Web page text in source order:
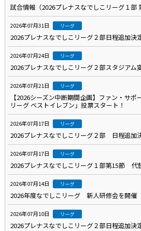
試合情報（2026プレナスなでしこリーグ１部
2026年07月31日 リーグ
2026プレナスなでしこリーグ２部日程追加決
2026年07月24日 リーグ
2026プレナスなでしこリーグ２部スタジアム
2026年07月21日 リーグ
【2026シーズン中断期間企画】ファン・サポ
リーグ ベストイレブン」投票スタート！
2026年07月17日 リーグ
2026プレナスなでしこリーグ２部 日程追加
2026年07月17日 リーグ
2026プレナスなでしこリーグ１部第15節 代
2026年07月14日 リーグ
2026年度なでしこリーグ 新人研修会を開催
2026年07月10日 リーグ
2026プレナスなでしこリーグ２部日程追加決